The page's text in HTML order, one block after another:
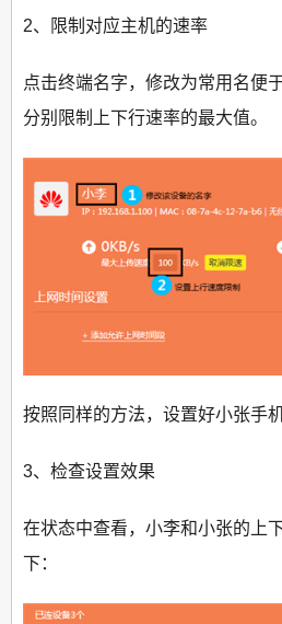
2、限制对应主机的速率
点击终端名字，修改为常用名便
分别限制上下行速率的最大值。
按照同样的方法，设置好小张手
3、检查设置效果
在状态中查看，小李和小张的上
下：